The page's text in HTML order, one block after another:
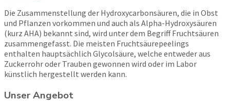
Die Zusammenstellung der Hydroxycarbonsäuren, die in Obst
und Pflanzen vorkommen und auch als Alpha-Hydroxysäuren
(kurz AHA) bekannt sind, wird unter dem Begriff Fruchtsäuren
zusammengefasst. Die meisten Fruchtsäurepeelings
enthalten hauptsächlich Glycolsäure, welche entweder aus
Zuckerrohr oder Trauben gewonnen wird oder im Labor
künstlich hergestellt werden kann.
Unser Angebot